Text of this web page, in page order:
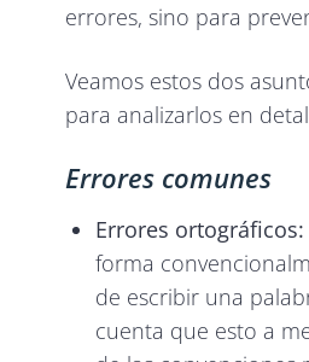
errores, sino para
Veamos estos dos
para analizarlos en
Errores comunes
Errores ortográficos:
forma
de escribir una
cuenta que esto a